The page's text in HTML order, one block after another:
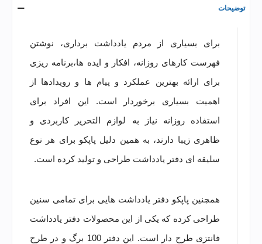
توضیحات
برای بسیاری از مردم یادداشت برداری، نوشتن
فهرست کارهای روزانه، افکار و ایده ها،برنامه‌ ریزی
برای ارائه بهترین عملکرد و پیام ها و رویدادها از
اهمیت بسیاری برخوردار است. این افراد برای
استفاده روزانه نیاز به لوازم التحریر کاربردی و
ظاهری زیبا دارند، به همین دلیل پاپکو برای هر نوع
سلیقه ای دفتر یادداشت طراحی و تولید کرده است.
همچنین پاپکو دفتر یادداشت هایی برای تمامی سنین
طراحی کرده که یکی از این محصولات دفتر یادداشت
فانتزی طرح دار است. این دفتر 100 برگ و در طرح